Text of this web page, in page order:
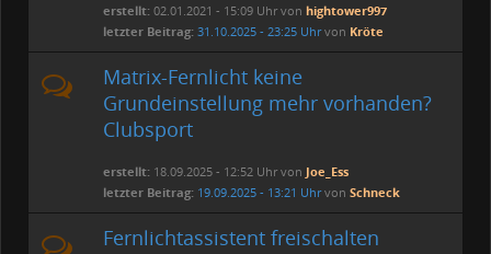
erstellt:02.01.2021 - 15:09 Uhr von hightower997
letzter Beitrag: 31.10.2025 - 23:25 Uhrvon Kröte
Matrix-Fernlicht keine
Grundeinstellung mehr vorhanden?
Clubsport
erstellt:18.09.2025 - 12:52 Uhr von Joe_Ess
letzter Beitrag: 19.09.2025 - 13:21 Uhrvon Schneck
Fernlichtassistent freischalten